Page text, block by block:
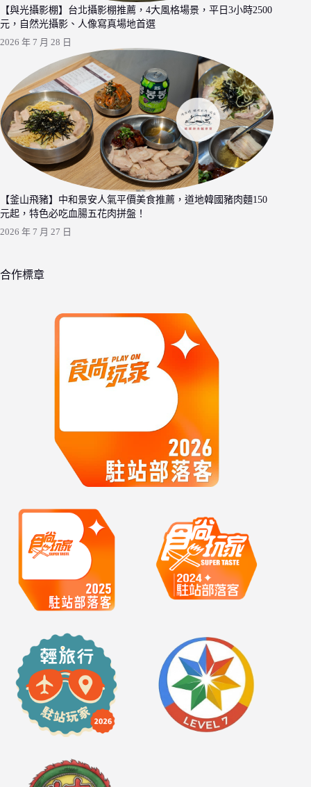
【與光攝影棚】台北攝影棚推薦，4大風格場景，平日3小時2500
元，自然光攝影、人像寫真場地首選
2026 年 7 月 28 日
【釜山飛豬】中和景安人氣平價美食推薦，道地韓國豬肉麵150
元起，特色必吃血腸五花肉拼盤！
2026 年 7 月 27 日
合作標章